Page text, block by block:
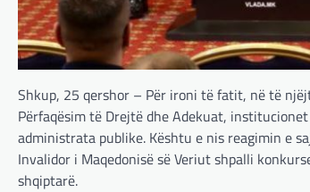
Shkup, 25 qershor – Për ironi të fatit, në të
Përfaqësim të Drejtë dhe Adekuat,
administrata publike. Kështu e nis reagimin e
Invalidor i Maqedonisë së Veriut shpalli
shqiptarë.